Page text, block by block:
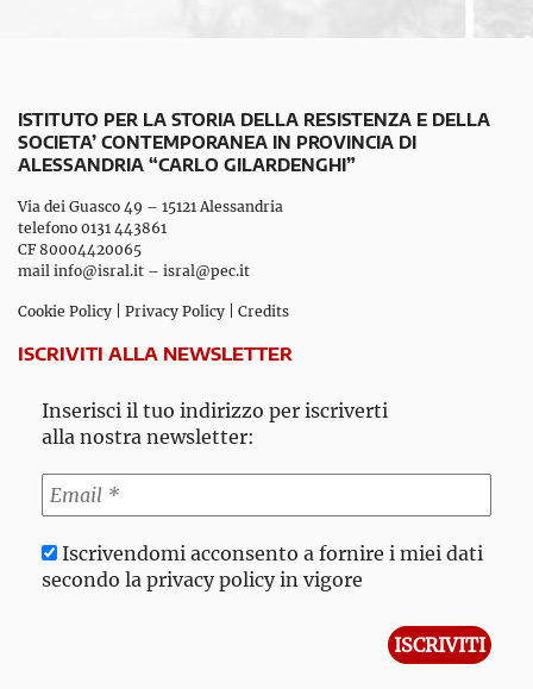
ISTITUTO PER LA STORIA DELLA RESISTENZA E DELLA
SOCIETA’ CONTEMPORANEA IN PROVINCIA DI
ALESSANDRIA “CARLO GILARDENGHI”
Via dei Guasco 49 – 15121 Alessandria
telefono 0131 443861
CF 80004420065
mail info@isral.it – isral@pec.it
Cookie Policy Privacy Policy Credits
ISCRIVITI ALLA NEWSLETTER
Inserisci il tuo indirizzo per iscriverti
alla nostra newsletter:
Iscrivendomi acconsento a fornire i miei dati
secondo la privacy policy in vigore